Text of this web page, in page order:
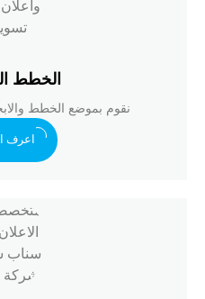
الخطط
نقوم بموضع الخطط
اعرف